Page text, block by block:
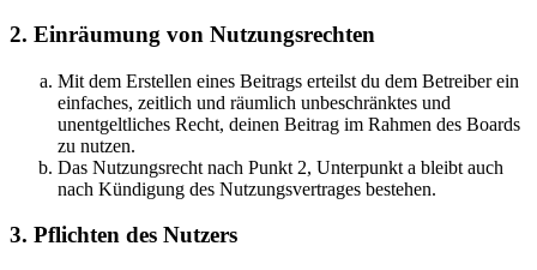
2. Einräumung von Nutzungsrechten
Mit dem Erstellen eines Beitrags erteilst du dem Betreiber ein
einfaches, zeitlich und räumlich unbeschränktes und
unentgeltliches Recht, deinen Beitrag im Rahmen des Boards
zu nutzen.
Das Nutzungsrecht nach Punkt 2, Unterpunkt a bleibt auch
nach Kündigung des Nutzungsvertrages bestehen.
3. Pflichten des Nutzers